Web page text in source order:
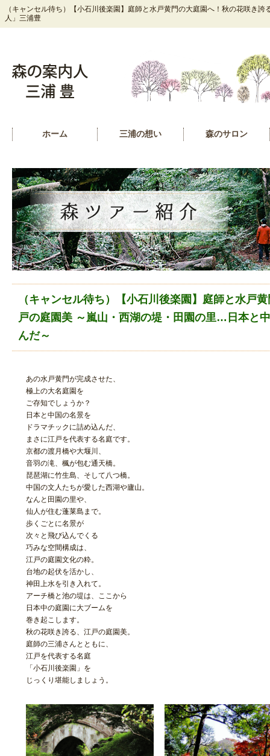
（キャンセル待ち）【小石川後楽園】庭師と水戸黄門の大庭園へ！秋の花咲き
人」三浦豊
ホーム 三浦の想い 森のサロン
（キャンセル待ち）【小石川後楽園】庭師と水戸
戸の庭園美 ～嵐山・西湖の堤・田園の里…日本と
んだ～
あの水戸黄門が完成させた、
極上の大名庭園を
ご存知でしょうか？
日本と中国の名景を
ドラマチックに詰め込んだ、
まさに江戸を代表する名庭です。
京都の渡月橋や大堰川、
音羽の滝、楓が包む通天橋。
琵琶湖に竹生島、そして八つ橋。
中国の文人たちが愛した西湖や廬山。
なんと田園の里や、
仙人が住む蓬莱島まで。
歩くごとに名景が
次々と飛び込んでくる
巧みな空間構成は、
江戸の庭園文化の粋。
台地の起伏を活かし、
神田上水を引き入れて。
アーチ橋と池の堤は、ここから
日本中の庭園に大ブームを
巻き起こします。
秋の花咲き誇る、江戸の庭園美。
庭師の三浦さんとともに、
江戸を代表する名庭
「小石川後楽園」を
じっくり堪能しましょう。